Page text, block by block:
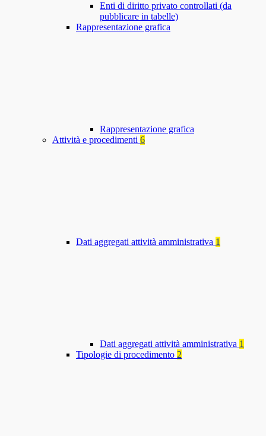
Enti di diritto privato controllati (da
pubblicare in tabelle)
Rappresentazione grafica
Rappresentazione grafica
Attività e procedimenti 6
Dati aggregati attività amministrativa 1
Dati aggregati attività amministrativa 1
Tipologie di procedimento 2